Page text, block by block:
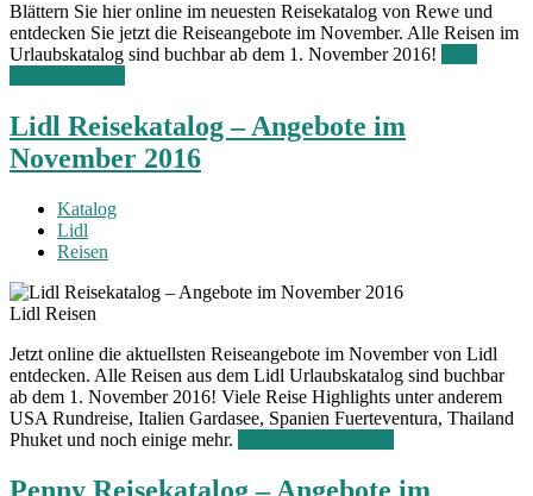
Blättern Sie hier online im neuesten Reisekatalog von Rewe und
entdecken Sie jetzt die Reiseangebote im November. Alle Reisen im
Urlaubskatalog sind buchbar ab dem 1. November 2016!
Lidl Reisekatalog – Angebote im
November 2016
Katalog
Lidl
Reisen
Lidl Reisen
Jetzt online die aktuellsten Reiseangebote im November von Lidl
entdecken. Alle Reisen aus dem Lidl Urlaubskatalog sind buchbar
ab dem 1. November 2016! Viele Reise Highlights unter anderem
USA Rundreise, Italien Gardasee, Spanien Fuerteventura, Thailand
Phuket und noch einige mehr.